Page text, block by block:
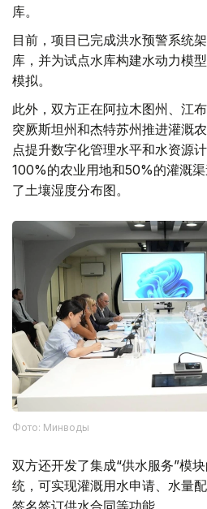
库。
目前，项目已完成洪水预警系统
库，并为试点水库构建水动力模
模拟。
此外，双方正在阿拉木图州、江
突厥斯坦州和杰特苏州推进灌溉
点提升数字化管理水平和水资源
100%的农业用地和50%的灌溉
了土壤湿度分布图。
Фото: Минводы
双方还开发了集成“供水服务”模
统，可实现灌溉用水申请、水量